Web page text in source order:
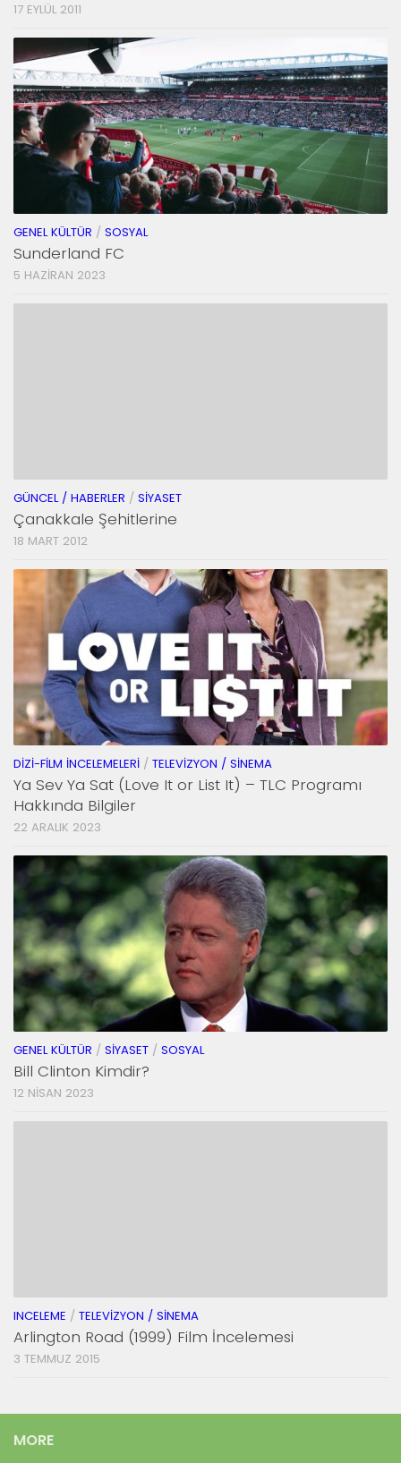
17 EYLÜL 2011
GENEL KÜLTÜR / SOSYAL
Sunderland FC
5 HAZIRAN 2023
GÜNCEL / HABERLER / SIYASET
Çanakkale Şehitlerine
18 MART 2012
DIZI-FILM İNCELEMELERI / TELEVIZYON / SINEMA
Ya Sev Ya Sat (Love It or List It) – TLC Programı
Hakkında Bilgiler
22 ARALIK 2023
GENEL KÜLTÜR / SIYASET / SOSYAL
Bill Clinton Kimdir?
12 NISAN 2023
INCELEME / TELEVIZYON / SINEMA
Arlington Road (1999) Film İncelemesi
3 TEMMUZ 2015
MORE